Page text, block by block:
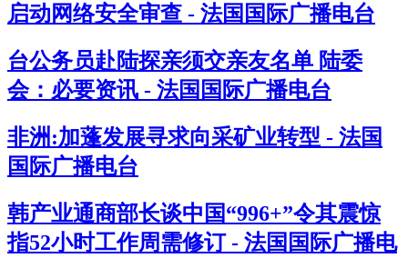
启动网络安全审查 - 法国国际广播电台
台公务员赴陆探亲须交亲友名单 陆委
会：必要资讯 - 法国国际广播电台
非洲:加蓬发展寻求向采矿业转型 - 法国
国际广播电台
韩产业通商部长谈中国“996+”令其震惊
指52小时工作周需修订 - 法国国际广播电